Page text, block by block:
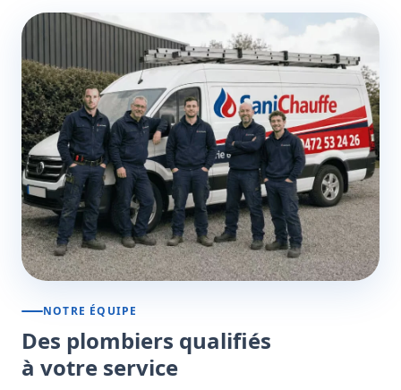
NOTRE ÉQUIPE
Des plombiers qualifiés
à votre service